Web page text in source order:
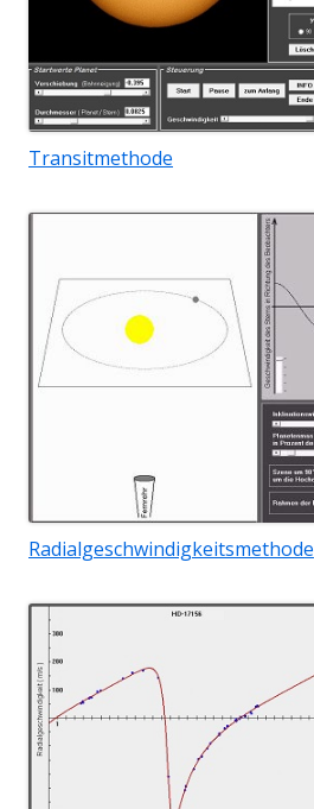
Transitmethode
Radialgeschwindigkeitsmethode